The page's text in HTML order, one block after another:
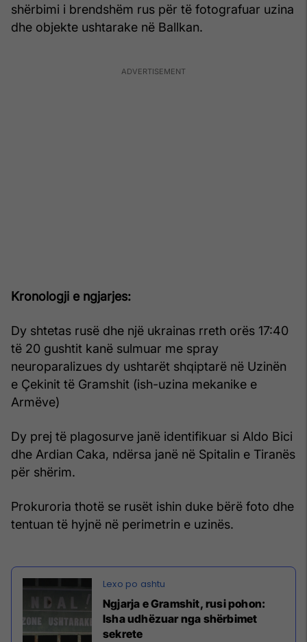
shërbimi i brendshëm rus për të fotografuar uzina
dhe objekte ushtarake në Ballkan.
Kronologji e ngjarjes:
Dy shtetas rusë dhe një ukrainas rreth orës 17:40
të 20 gushtit kanë sulmuar me spray
neuroparalizues dy ushtarët shqiptarë në Uzinën
e Çekinit të Gramshit (ish-uzina mekanike e
Armëve)
Dy prej të plagosurve janë identifikuar si Aldo Bici
dhe Ardian Caka, ndërsa janë në Spitalin e Tiranës
për shërim.
Prokuroria thotë se rusët ishin duke bërë foto dhe
tentuan të hyjnë në perimetrin e uzinës.
Ngjarja e Gramshit, rusi pohon:
Isha udhëzuar nga shërbimet
sekrete